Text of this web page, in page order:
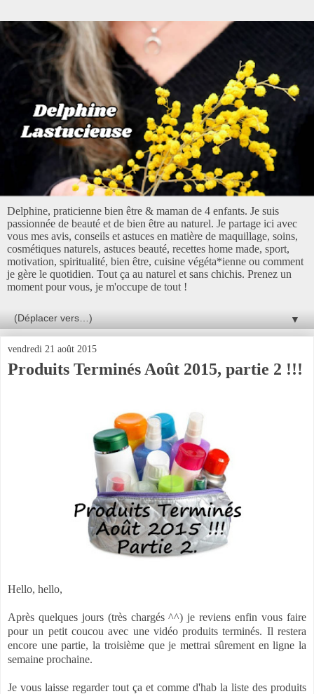
Delphine, praticienne bien être & maman de 4 enfants. Je suis
passionnée de beauté et de bien être au naturel. Je partage ici avec
vous mes avis, conseils et astuces en matière de maquillage, soins,
cosmétiques naturels, astuces beauté, recettes home made, sport,
motivation, spiritualité, bien être, cuisine végéta*ienne ou comment
je gère le quotidien. Tout ça au naturel et sans chichis. Prenez un
moment pour vous, je m'occupe de tout !
▼
vendredi 21 août 2015
Produits Terminés Août 2015, partie 2 !!!
Hello, hello,
Après quelques jours (très chargés ^^) je reviens enfin vous faire
pour un petit coucou avec une vidéo produits terminés. Il restera
encore une partie, la troisième que je mettrai sûrement en ligne la
semaine prochaine.
Je vous laisse regarder tout ça et comme d'hab la liste des produits